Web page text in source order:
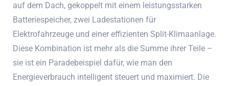
auf dem Dach, gekoppelt mit einem leistungsstarken
Batteriespeicher, zwei Ladestationen für
Elektrofahrzeuge und einer effizienten Split-Klimaanlage.
Diese Kombination ist mehr als die Summe ihrer Teile –
sie ist ein Paradebeispiel dafür, wie man den
Energieverbrauch intelligent steuert und maximiert. Die